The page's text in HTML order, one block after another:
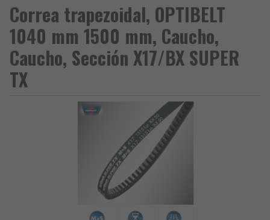
Correa trapezoidal, OPTIBELT
1040 mm 1500 mm, Caucho,
Caucho, Sección X17/BX SUPER
TX